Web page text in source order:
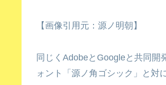
【画像引用元：源ノ明朝】
同じくAdobeとGoogleと共同開
ォント「源ノ角ゴシック」と対